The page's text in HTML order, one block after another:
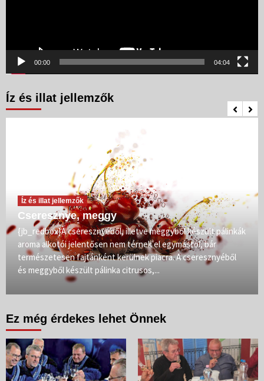
00:00 04:04
Íz és illat jellemzők
Íz és illat jellemzők
Cseresznye, meggy
{jb_redbox}A cseresznyéből, illetve meggyből készült pálinkák
aroma alkotói jelentősen nem térnek el egymástól, bár
természetesen fajtánként kerülnek piacra. A cseresznyéből
és meggyből készült pálinka citrusos,...
Ez még érdekes lehet Önnek